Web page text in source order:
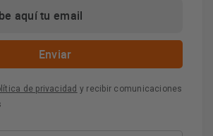
de privacidad y recibir comunicaciones